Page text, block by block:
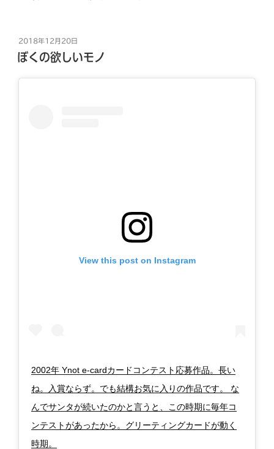
投
稿
日:
2018年12月20日
ぼくの欲しいモノ
View this post on Instagram
2002年 Ynot e-cardカードコンテスト応募作品。長い
ね。入賞ならず。でも結構お気に入りの作品です。 な
んでサンタが続いたのかと言うと、この時期に毎年コ
ンテストがあったから。グリーティングカードが動く
時期。